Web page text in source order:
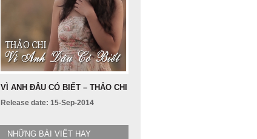
VÌ ANH ĐÂU CÓ BIẾT – THẢO CHI
Release date: 15-Sep-2014
NHỮNG BÀI VIẾT HAY